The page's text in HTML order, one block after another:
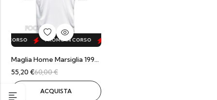
CORSO PROMO IN CORSO
Maglia Home Marsiglia 1993/94
55,20 €60,00€
ACQUISTA